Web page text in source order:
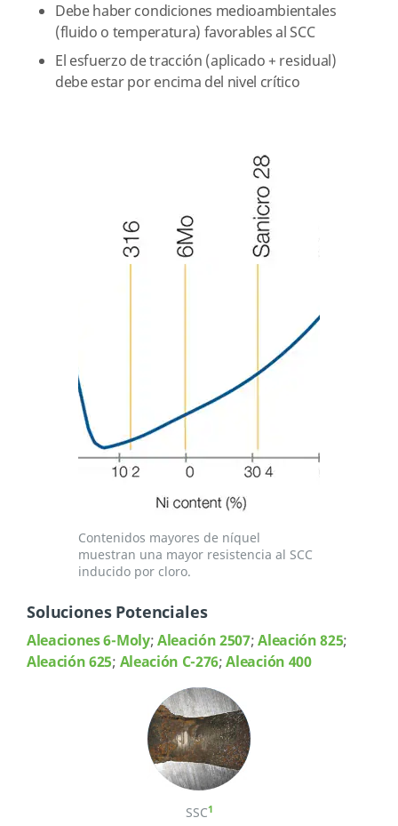
Debe haber condiciones medioambientales
(fluido o temperatura) favorables al SCC
El esfuerzo de tracción (aplicado + residual)
debe estar por encima del nivel crítico
Contenidos mayores de níquel
muestran una mayor resistencia al SCC
inducido por cloro.
Soluciones Potenciales
Aleaciones 6-Moly;Aleación 2507;Aleación 825;
Aleación 625; Aleación C-276;Aleación 400
SSC1